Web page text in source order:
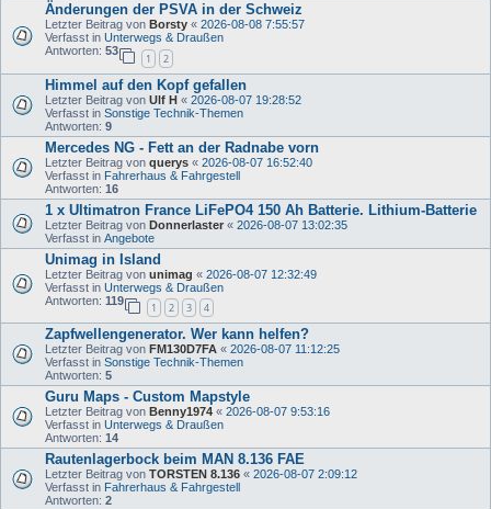
Änderungen der PSVA in der Schweiz
Letzter Beitrag von Borsty « 2026-08-08 7:55:57
Verfasst in Unterwegs & Draußen
Antworten: 53
1 2
Himmel auf den Kopf gefallen
Letzter Beitrag von Ulf H « 2026-08-07 19:28:52
Verfasst in Sonstige Technik-Themen
Antworten: 9
Mercedes NG - Fett an der Radnabe vorn
Letzter Beitrag von querys « 2026-08-07 16:52:40
Verfasst in Fahrerhaus & Fahrgestell
Antworten: 16
1 x Ultimatron France LiFePO4 150 Ah Batterie. Lithium-Batterie
Letzter Beitrag von Donnerlaster « 2026-08-07 13:02:35
Verfasst in Angebote
Unimag in Island
Letzter Beitrag von unimag « 2026-08-07 12:32:49
Verfasst in Unterwegs & Draußen
Antworten: 119
1 2 3 4
Zapfwellengenerator. Wer kann helfen?
Letzter Beitrag von FM130D7FA « 2026-08-07 11:12:25
Verfasst in Sonstige Technik-Themen
Antworten: 5
Guru Maps - Custom Mapstyle
Letzter Beitrag von Benny1974 « 2026-08-07 9:53:16
Verfasst in Unterwegs & Draußen
Antworten: 14
Rautenlagerbock beim MAN 8.136 FAE
Letzter Beitrag von TORSTEN 8.136 « 2026-08-07 2:09:12
Verfasst in Fahrerhaus & Fahrgestell
Antworten: 2